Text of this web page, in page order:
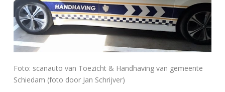
Foto: scanauto van Toezicht & Handhaving van gemeente
Schiedam (foto door Jan Schrijver)